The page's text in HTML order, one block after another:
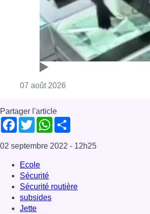
07 août 2026
Partager l'article
Facebook
TwitterWhatsApp
02 septembre 2022 - 12h25
Ecole
Sécurité
Sécurité routière
subsides
Jette